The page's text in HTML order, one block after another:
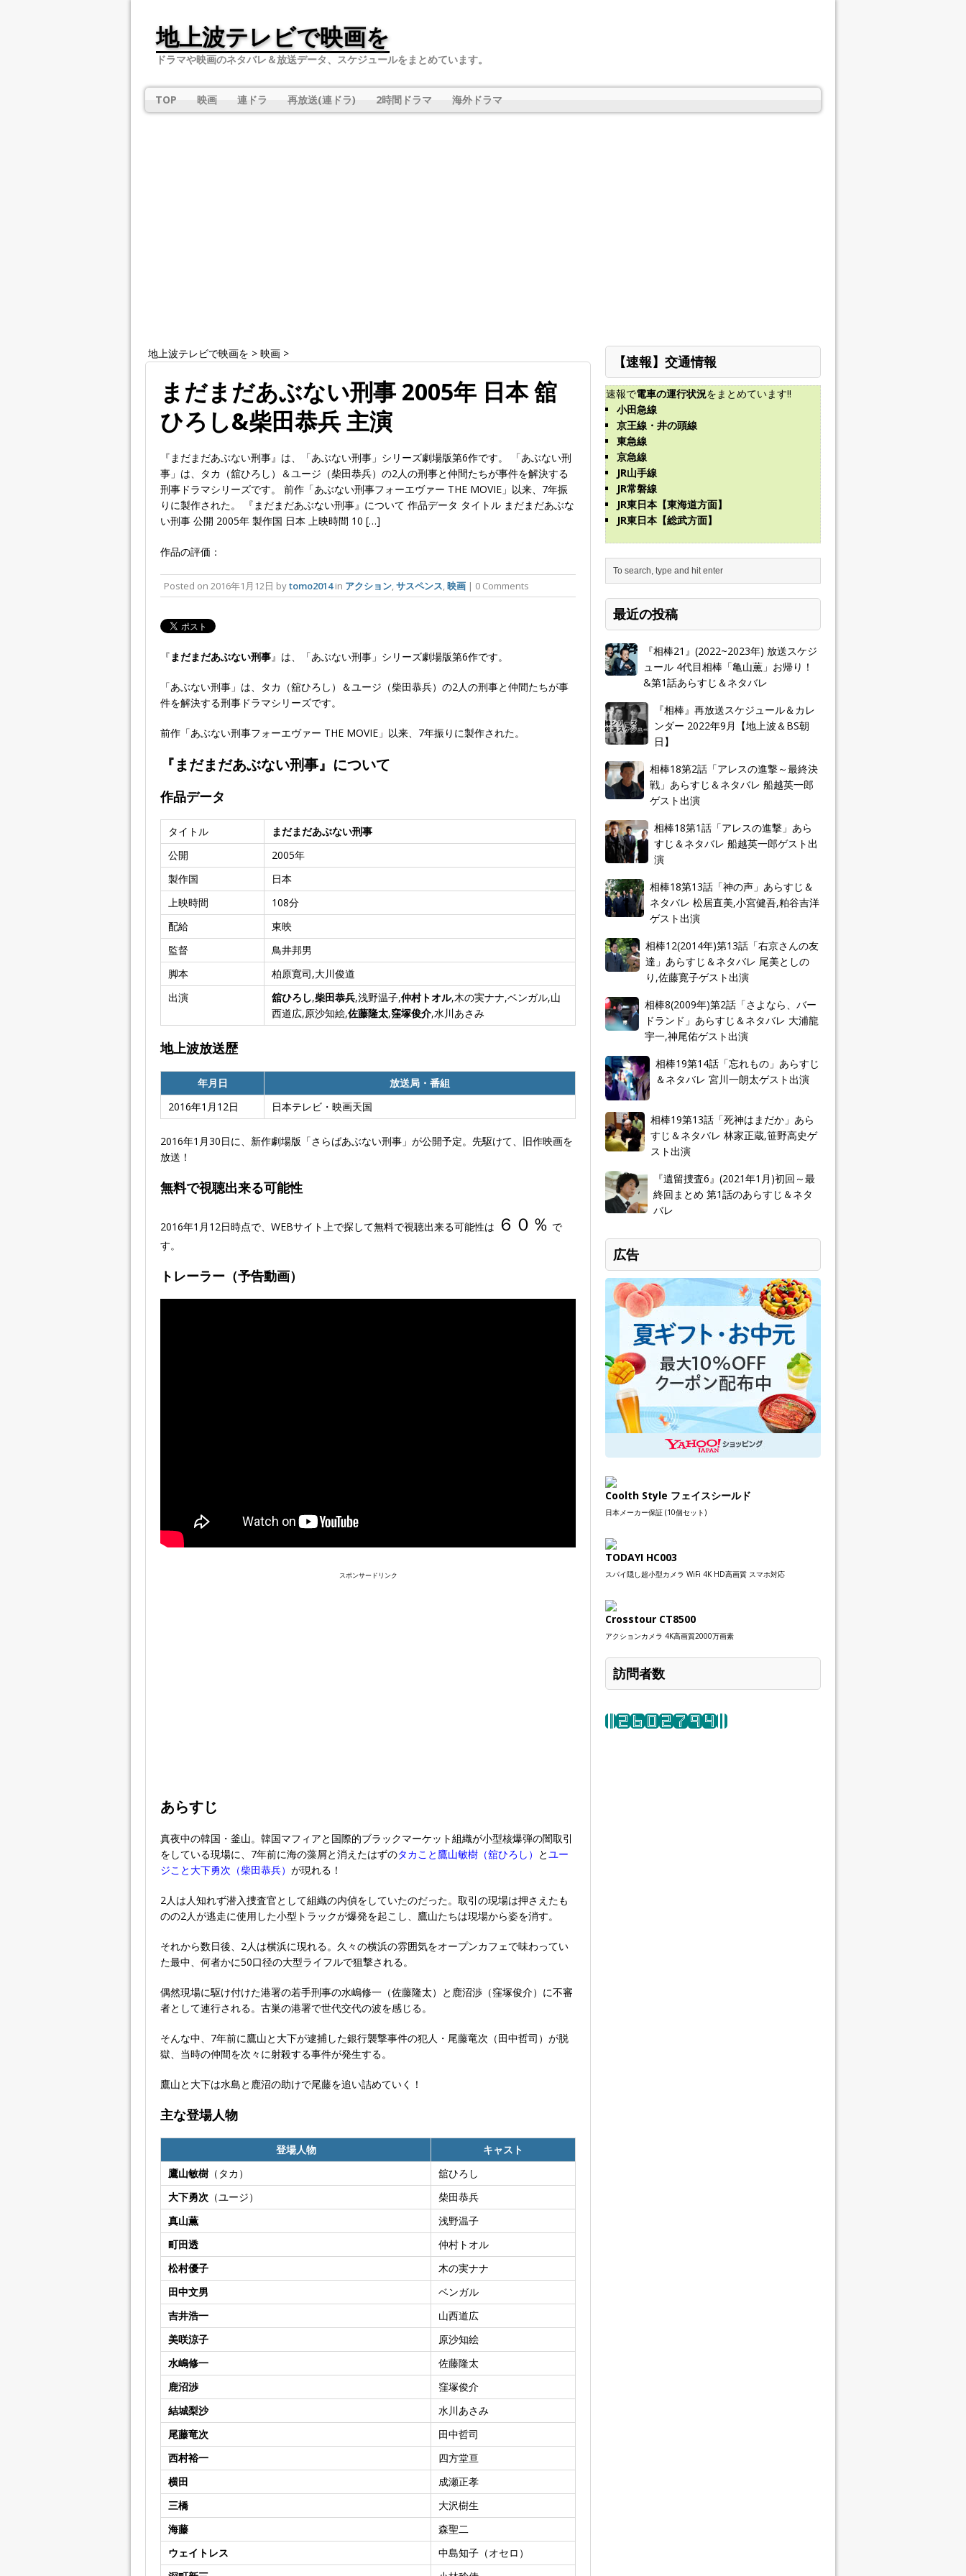
地上波テレビで映画を
ドラマや映画のネタバレ＆放送データ、スケジュールをまとめています。
TOP 映画 連ドラ 再放送(連ドラ) 2時間ドラマ 海外ドラマ
地上波テレビで映画を > 映画 >
まだまだあぶない刑事 2005年 日本 舘
ひろし&柴田恭兵 主演
『まだまだあぶない刑事』は、「あぶない刑事」シリーズ劇場版第6作です。 「あぶない刑
事」は、タカ（舘ひろし）＆ユージ（柴田恭兵）の2人の刑事と仲間たちが事件を解決する
刑事ドラマシリーズです。 前作「あぶない刑事フォーエヴァー THE MOVIE」以来、7年振
りに製作された。 『まだまだあぶない刑事』について 作品データ タイトル まだまだあぶな
い刑事 公開 2005年 製作国 日本 上映時間 10 […]
作品の評価：
Posted on 2016年1月12日 bytomo2014in アクション,サスペンス,映画 | 0 Comments
『 まだまだあぶない刑事』は、「あぶない刑事」シリーズ劇場版第6作です。
「あぶない刑事」は、タカ（舘ひろし）＆ユージ（柴田恭兵）の2人の刑事と仲間たちが事
件を解決する刑事ドラマシリーズです。
前作「あぶない刑事フォーエヴァー THE MOVIE」以来、7年振りに製作された。
『まだまだあぶない刑事』について
作品データ
タイトル
まだまだあぶない刑事
公開
2005年
製作国
日本
上映時間
108分
配給
東映
監督
鳥井邦男
脚本
柏原寛司,大川俊道
出演
舘ひろし,柴田恭兵,浅野温子,仲村トオル,木の実ナナ,ベンガル,山
西道広,原沙知絵,佐藤隆太,窪塚俊介,水川あさみ
地上波放送歴
年月日
放送局・番組
2016年1月12日
日本テレビ・映画天国
2016年1月30日に、新作劇場版「さらばあぶない刑事」が公開予定。先駆けて、旧作映画を
放送！
無料で視聴出来る可能性
2016年1月12日時点で、WEBサイト上で探して無料で視聴出来る可能性は ６０％ で
す。
トレーラー（予告動画）
スポンサードリンク
あらすじ
真夜中の韓国・釜山。韓国マフィアと国際的ブラックマーケット組織が小型核爆弾の闇取引
をしている現場に、7年前に海の藻屑と消えたはずのタカこと鷹山敏樹（舘ひろし） とユー
ジこと大下勇次（柴田恭兵） が現れる！
2人は人知れず潜入捜査官として組織の内偵をしていたのだった。取引の現場は押さえたも
のの2人が逃走に使用した小型トラックが爆発を起こし、鷹山たちは現場から姿を消す。
それから数日後、2人は横浜に現れる。久々の横浜の雰囲気をオープンカフェで味わってい
た最中、何者かに50口径の大型ライフルで狙撃される。
偶然現場に駆け付けた港署の若手刑事の水嶋修一（佐藤隆太）と鹿沼渉（窪塚俊介）に不審
者として連行される。古巣の港署で世代交代の波を感じる。
そんな中、7年前に鷹山と大下が逮捕した銀行襲撃事件の犯人・尾藤竜次（田中哲司）が脱
獄、当時の仲間を次々に射殺する事件が発生する。
鷹山と大下は水島と鹿沼の助けで尾藤を追い詰めていく！
主な登場人物
登場人物
キャスト
鷹山敏樹 （タカ）
舘ひろし
大下勇次 （ユージ）
柴田恭兵
真山薫
浅野温子
町田透
仲村トオル
松村優子
木の実ナナ
田中文男
ベンガル
吉井浩一
山西道広
美咲涼子
原沙知絵
水嶋修一
佐藤隆太
鹿沼渉
窪塚俊介
結城梨沙
水川あさみ
尾藤竜次
田中哲司
西村裕一
四方堂亘
横田
成瀬正孝
三橋
大沢樹生
海藤
森聖二
ウェイトレス
中島知子（オセロ）
【速報】交通情報
速報で電車の運行状況をまとめています!!
小田急線
京王線・井の頭線
東急線
京急線
JR山手線
JR常磐線
JR東日本【東海道方面】
JR東日本【総武方面】
最近の投稿
『相棒21』(2022~2023年) 放送スケジ
ュール 4代目相棒「亀山薫」お帰り！
&第1話あらすじ＆ネタバレ
『相棒』再放送スケジュール＆カレ
ンダー 2022年9月【地上波＆BS朝
日】
相棒18第2話「アレスの進撃～最終決
戦」あらすじ＆ネタバレ 船越英一郎
ゲスト出演
相棒18第1話「アレスの進撃」あら
すじ＆ネタバレ 船越英一郎ゲスト出
演
相棒18第13話「神の声」あらすじ＆
ネタバレ 松居直美,小宮健吾,粕谷吉洋
ゲスト出演
相棒12(2014年)第13話「右京さんの友
達」あらすじ＆ネタバレ 尾美としの
り,佐藤寛子ゲスト出演
相棒8(2009年)第2話「さよなら、バー
ドランド」あらすじ＆ネタバレ 大浦龍
宇一,神尾佑ゲスト出演
相棒19第14話「忘れもの」あらすじ
＆ネタバレ 宮川一朗太ゲスト出演
相棒19第13話「死神はまだか」あら
すじ＆ネタバレ 林家正蔵,笹野高史ゲ
スト出演
『遺留捜査6』(2021年1月)初回～最
終回まとめ 第1話のあらすじ＆ネタ
バレ
広告
Coolth Style フェイスシールド
日本メーカー保証 (10個セット)
TODAYI HC003
スパイ隠し超小型カメラ WiFi 4K HD高画質 スマホ対応
Crosstour CT8500
アクションカメラ 4K高画質2000万画素
訪問者数